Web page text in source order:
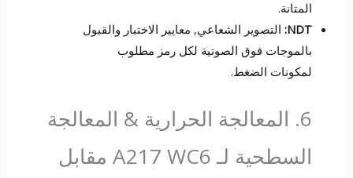
المتانة.
NDT:التصوير الشعاعي, معايير الاختبار والقبول
بالموجات فوق الصوتية لكل رمز مطلوب
لمكونات الضغط.
6. المعالجة الحرارية & المعالجة
السطحية لـ A217 WC6 مقابل